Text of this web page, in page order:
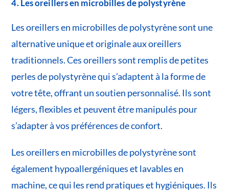
4. Les oreillers en microbilles de polystyrène
Les oreillers en microbilles de polystyrène sont une
alternative unique et originale aux oreillers
traditionnels. Ces oreillers sont remplis de petites
perles de polystyrène qui s’adaptent à la forme de
votre tête, offrant un soutien personnalisé. Ils sont
légers, flexibles et peuvent être manipulés pour
s’adapter à vos préférences de confort.
Les oreillers en microbilles de polystyrène sont
également hypoallergéniques et lavables en
machine, ce qui les rend pratiques et hygiéniques. Ils